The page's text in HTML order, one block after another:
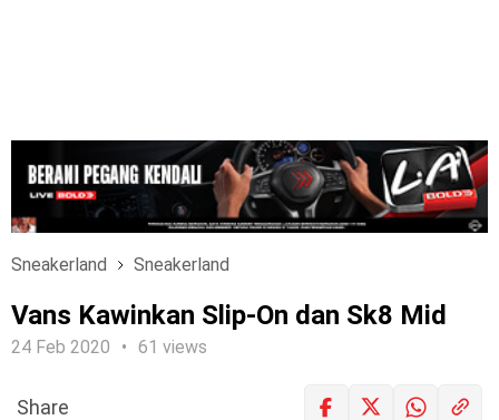
Sneakerland Sneakerland
Vans Kawinkan Slip-On dan Sk8 Mid
24 Feb 2020 61 views
Share